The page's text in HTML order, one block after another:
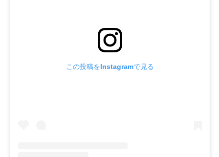
この投稿をInstagramで見る